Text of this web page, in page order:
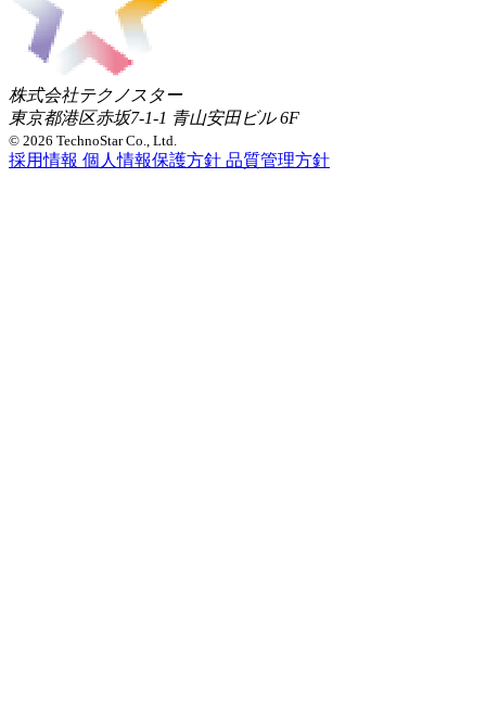
株式会社テクノスター
東京都港区赤坂7-1-1 青山安田ビル 6F
© 2026 TechnoStar Co., Ltd.
採用情報 個人情報保護方針 品質管理方針